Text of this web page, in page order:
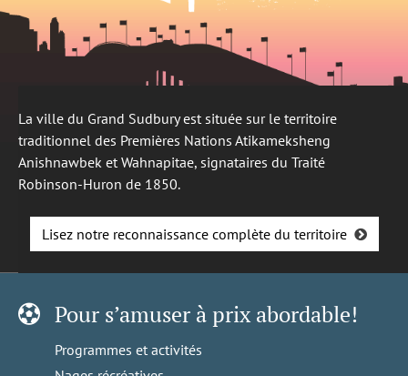
La ville du Grand Sudbury est située sur le territoire
traditionnel des Premières Nations Atikameksheng
Anishnawbek et Wahnapitae, signataires du Traité
Robinson-Huron de 1850.
Lisez notre reconnaissance complète du territoire
Pour s’amuser à prix abordable!
Programmes et activités